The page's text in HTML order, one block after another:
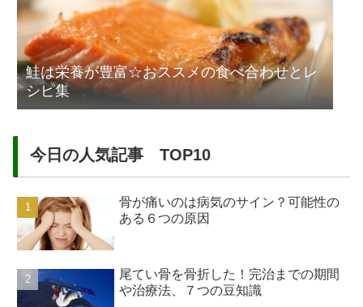
鮭は栄養が豊富☆おススメの食べ合わせとレ
シピ集
今日の人気記事 TOP10
骨が痛いのは病気のサイン？可能性の
ある６つの原因
尾てい骨を骨折した！完治までの期間
や治療法、７つの豆知識